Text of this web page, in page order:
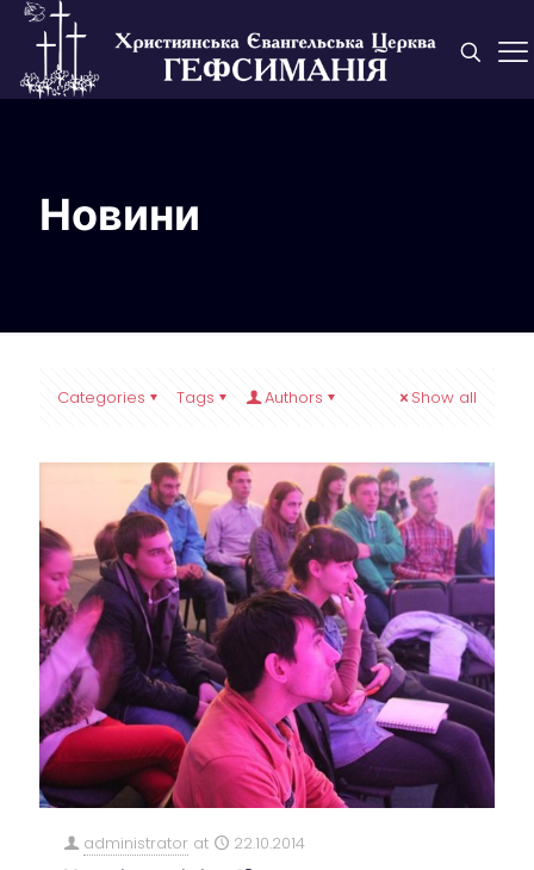
Новини
Categories Tags Authors Show all
administrator at 22.10.2014